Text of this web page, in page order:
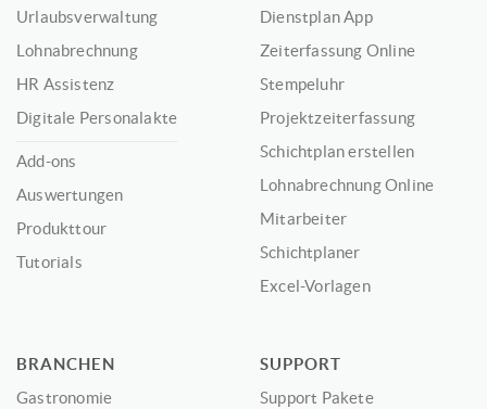
Urlaubsverwaltung
Lohnabrechnung
HR Assistenz
Digitale Personalakte
Add-ons
Auswertungen
Produkttour
Tutorials
Dienstplan App
Zeiterfassung Online
Stempeluhr
Projektzeiterfassung
Schichtplan erstellen
Lohnabrechnung Online
Mitarbeiter
Schichtplaner
Excel-Vorlagen
BRANCHEN
Gastronomie
SUPPORT
Support Pakete